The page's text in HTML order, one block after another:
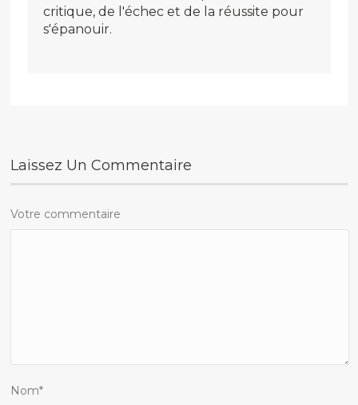
critique, de l'échec et de la réussite pour
s'épanouir.
Laissez Un Commentaire
Votre commentaire
Nom*